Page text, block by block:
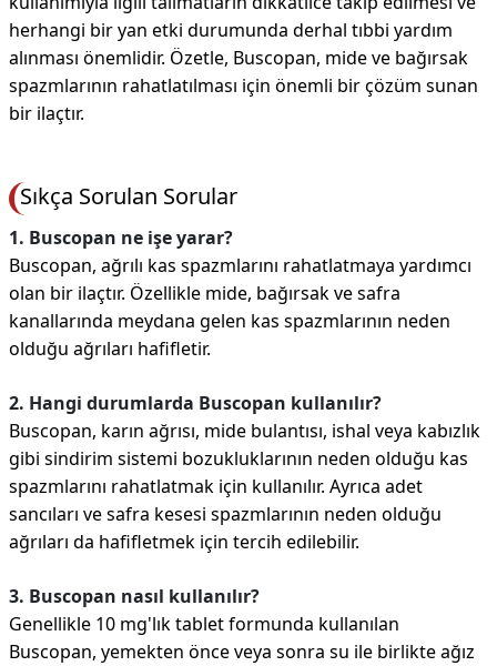
herhangi bir yan etki durumunda derhal tıbbi yardım
alınması önemlidir. Özetle, Buscopan, mide ve bağırsak
spazmlarının rahatlatılması için önemli bir çözüm sunan
bir ilaçtır.
Sıkça Sorulan Sorular
1. Buscopan ne işe yarar?
Buscopan, ağrılı kas spazmlarını rahatlatmaya yardımcı
olan bir ilaçtır. Özellikle mide, bağırsak ve safra
kanallarında meydana gelen kas spazmlarının neden
olduğu ağrıları hafifletir.
2. Hangi durumlarda Buscopan kullanılır?
Buscopan, karın ağrısı, mide bulantısı, ishal veya kabızlık
gibi sindirim sistemi bozukluklarının neden olduğu kas
spazmlarını rahatlatmak için kullanılır. Ayrıca adet
sancıları ve safra kesesi spazmlarının neden olduğu
ağrıları da hafifletmek için tercih edilebilir.
3. Buscopan nasıl kullanılır?
Genellikle 10 mg'lık tablet formunda kullanılan
Buscopan, yemekten önce veya sonra su ile birlikte ağız